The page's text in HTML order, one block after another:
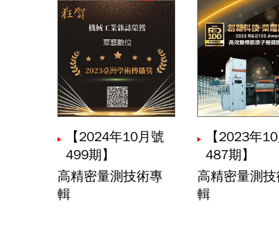
領袖觀
產業脈
產業脈動
多自由
【2024年10月號
499期】
高精密量測技術專
輯
【2023年
487期】
高精密量測
輯